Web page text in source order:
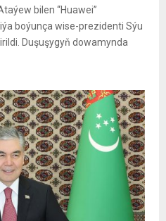
bilen “Huawei”
boýunça wise-prezidenti Sýu
Duşuşygyň dowamynda